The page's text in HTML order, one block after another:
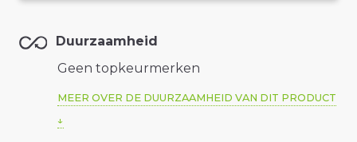
Duurzaamheid
Geen topkeurmerken
MEER OVER DE DUURZAAMHEID VAN DIT PRODUCT